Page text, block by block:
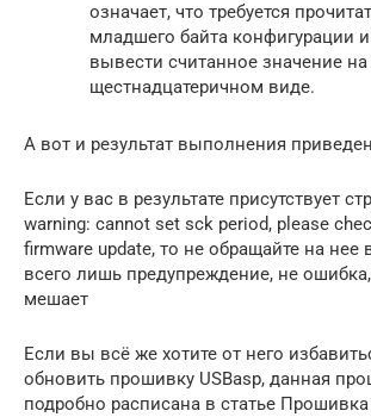
означает, что требуется
младшего байта конфигурации и
вывести считанное значение на
щестнадцатеричном виде.
А вот и результат выполнения
Если у вас в результате присутствует
warning: cannot set sck period, please
firmware update, то не обращайте на нее
всего лишь предупреждение, не
мешает
Если вы всё же хотите от него
обновить прошивку USBasp, данная
подробно расписана в статье Прошивка